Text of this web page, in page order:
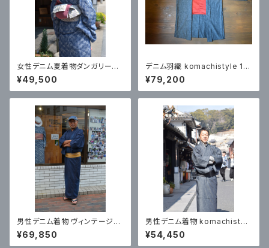
女性デニム夏着物ダンガリージ
ャガード 「リーフ」
¥49,500
デニム羽織 komachistyle 181
8 #22（還暦スタイル）
¥79,200
男性デニム着物 ヴィンテージ加
工ランダム03
¥69,850
男性デニム着物 komachistyl
e1818 #55
¥54,450